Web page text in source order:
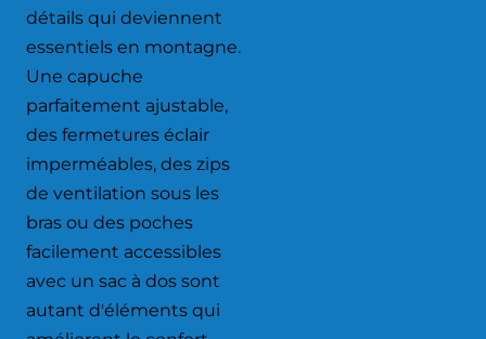
détails qui deviennent
essentiels en montagne.
Une capuche
parfaitement ajustable,
des fermetures éclair
imperméables, des zips
de ventilation sous les
bras ou des poches
facilement accessibles
avec un sac à dos sont
autant d'éléments qui